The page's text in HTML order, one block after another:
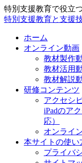
特別支援教育で役立
特別支援教育と支援
ホーム
オンライン動画
教材製作
教材活用
教材解説
研修コンテンツ
アクセシ
iPadのア
応）
オンライ
本サイトの使い
プライバ